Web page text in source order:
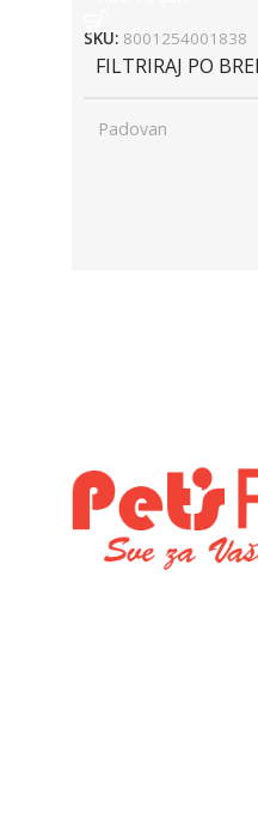
SKU: 8001254001838
FILTRIRAJ PO
Padovan